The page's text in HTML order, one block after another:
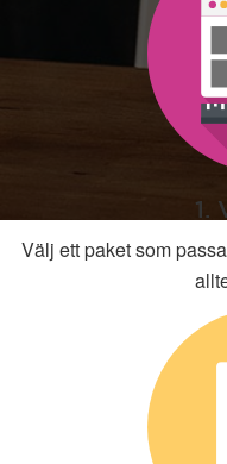
1.
Välj ett paket som